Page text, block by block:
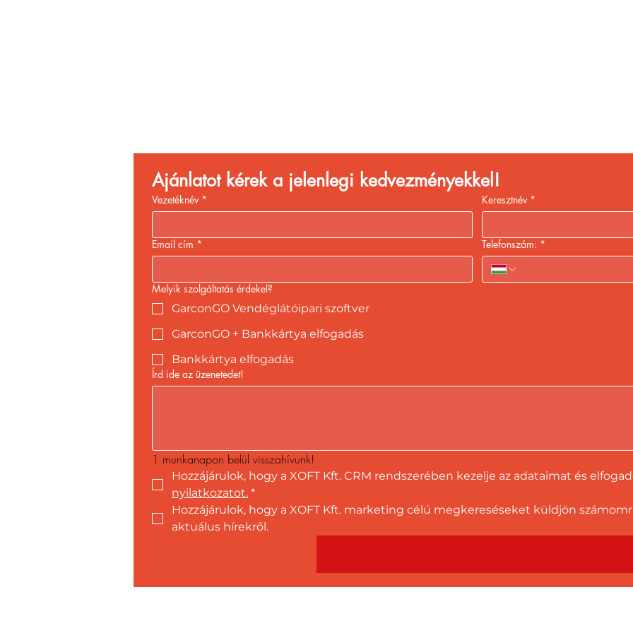
Ajánlatot kérek a jelenlegi kedvezményekkel!
Vezetéknév * Keresztnév *
Email cím * Telefonszám: *
Melyik szolgáltatás érdekel?
GarconGO Vendéglátóipari szoftver
GarconGO + Bankkártya elfogadás
Bankkártya elfogadás
Írd ide az üzenetedet!
1 munkanapon belül visszahívunk!
Hozzájárulok, hogy a XOFT Kft. CRM rendszerében kezelje az adataimat és
nyilatkozatot. *
Hozzájárulok, hogy a XOFT Kft. marketing célú megkereséseket küldjön
aktuálus hírekről.